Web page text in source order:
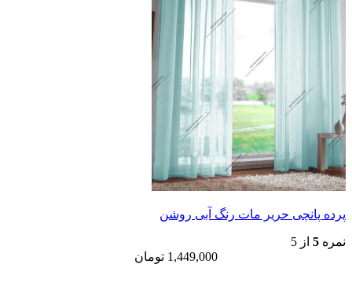
پرده پانچی حریر مات رنگ آبی روشن
نمره5 از 5
1,449,000 تومان